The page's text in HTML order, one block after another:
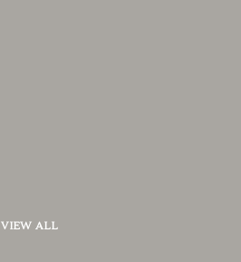
VIEW ALL